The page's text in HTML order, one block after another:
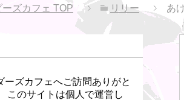
ズカフェ TOP リリー あ
ーズカフェへご訪問ありがと
このサイトは個人で運営し